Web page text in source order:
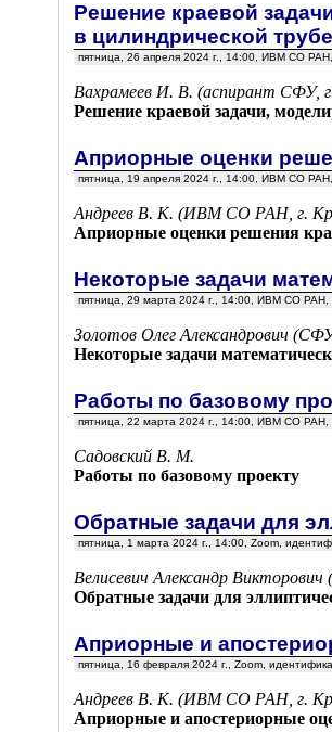
Решение краевой
в цилиндрической трубе
пятница, 26 апреля 2024 г., 14:00, ИВМ СО
Вахрамеев И. В. (аспирант СФУ,
Решение краевой задачи,
Априорные оценки
пятница, 19 апреля 2024 г., 14:00, ИВМ СО
Андреев В. К. (ИВМ СО РАН, г.
Априорные оценки решения
Некоторые задачи
пятница, 29 марта 2024 г., 14:00, ИВМ СО РАН,
Золотов Олег Александрович
Некоторые задачи
Работы по базовому
пятница, 22 марта 2024 г., 14:00, ИВМ СО РАН,
Садовский В. М.
Работы по базовому проекту
Обратные задачи для
пятница, 1 марта 2024 г., 14:00, Zoom,
Велисевич Александр
Обратные задачи для
Априорные и
пятница, 16 февраля 2024 г., Zoom,
Андреев В. К. (ИВМ СО РАН, г.
Априорные и апостериорные